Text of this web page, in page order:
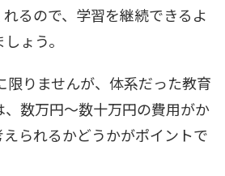
るので、学習を継続できるよ
ょう。
限りませんが、体系だった教育
数万円〜数十万円の費用がか
られるかどうかがポイントで